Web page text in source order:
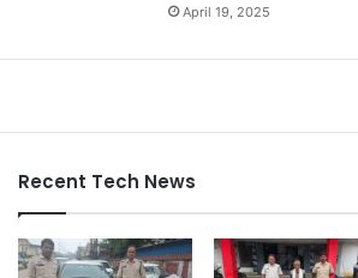
April 19, 2025
Recent Tech News